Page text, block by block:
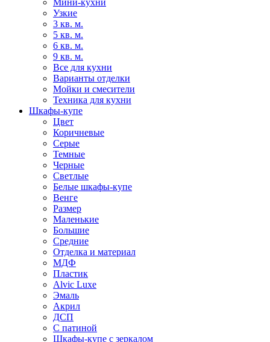
Мини-кухни
Узкие
3 кв. м.
5 кв. м.
6 кв. м.
9 кв. м.
Все для кухни
Варианты отделки
Мойки и смесители
Техника для кухни
Шкафы-купе
Цвет
Коричневые
Серые
Темные
Черные
Светлые
Белые шкафы-купе
Венге
Размер
Маленькие
Большие
Средние
Отделка и материал
МДФ
Пластик
Alvic Luxe
Эмаль
Акрил
ДСП
С патиной
Шкафы-купе с зеркалом